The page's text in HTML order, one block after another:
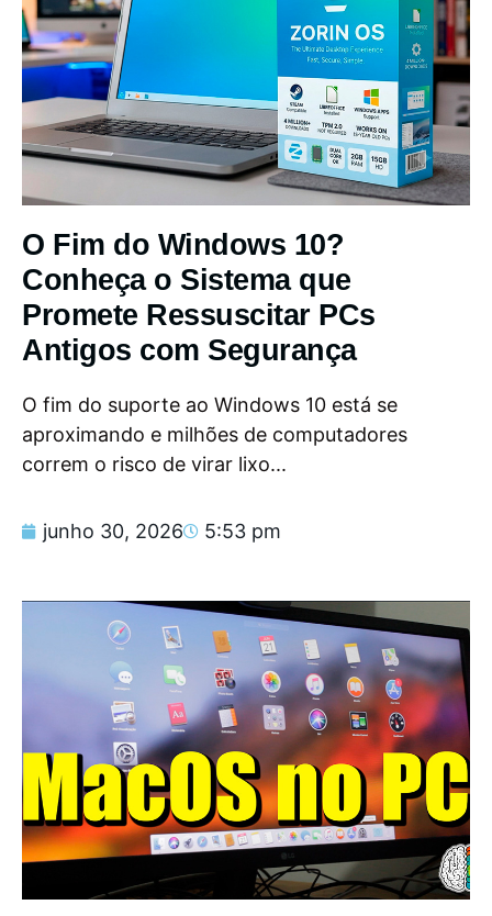
O Fim do Windows 10?
Conheça o Sistema que
Promete Ressuscitar PCs
Antigos com Segurança
O fim do suporte ao Windows 10 está se
aproximando e milhões de computadores
correm o risco de virar lixo...
junho 30, 2026 5:53 pm